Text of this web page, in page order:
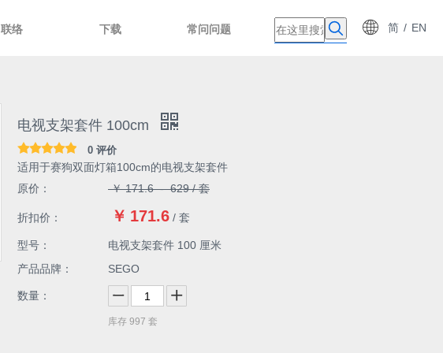
联络 下载 常问问题 简 / EN
电视支架套件 100cm
0 评价
适用于赛狗双面灯箱100cm的电视支架套件
原价：
￥ 171.6 - 629 / 套
折扣价： ￥ 171.6 / 套
型号：
电视支架套件 100 厘米
产品品牌：
SEGO
数量：
库存 997 套